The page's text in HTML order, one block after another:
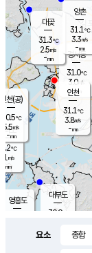
의도
℃
m/s
mm
영흥도
대부도
30.9
경서동
31.0℃
3.0m/s
-mm
대곶
31.3℃
2.5m/s
-mm
양촌
31.1℃
3.3m/s
-mm
인천(공)
30.5℃
5.5m/s
-mm
인천
31.1℃
3.8m/s
-mm
요소